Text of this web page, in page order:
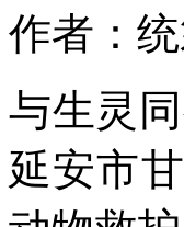
作者：
与生灵
延安市